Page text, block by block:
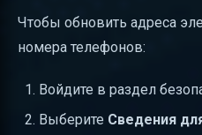
Чтобы обновить адреса
номера телефонов:
Войдите в раздел
Выберите Сведения